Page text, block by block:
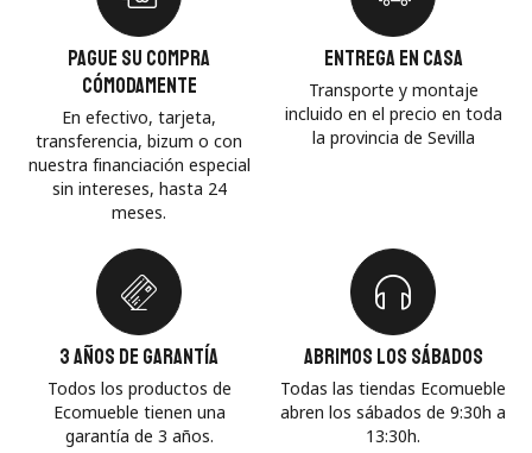
Pague su compra
cómodamente
En efectivo, tarjeta,
transferencia, bizum o con
nuestra financiación especial
sin intereses, hasta 24
meses.
Entrega en casa
Transporte y montaje
incluido en el precio en toda
la provincia de Sevilla
3 años de garantía
Todos los productos de
Ecomueble tienen una
garantía de 3 años.
Abrimos los sábados
Todas las tiendas Ecomueble
abren los sábados de 9:30h a
13:30h.